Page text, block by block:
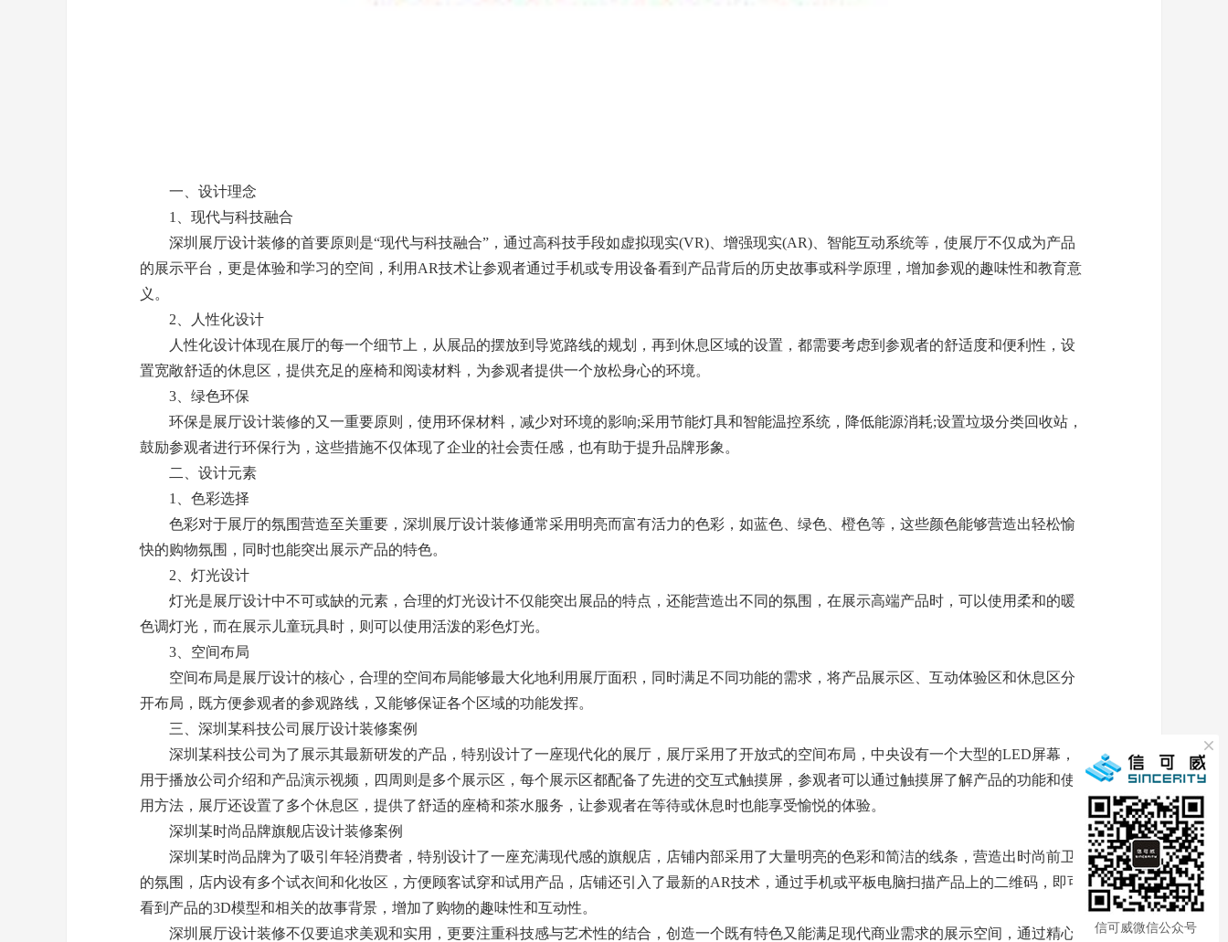
一、设计理念
1、现代与科技融合
深圳展厅设计装修的首要原则是“现代与科技融合”，通过高科技手段如虚拟现实(VR)、增强现实(AR)、智能互动系统等，使展厅不仅成为产品
的展示平台，更是体验和学习的空间，利用AR技术让参观者通过手机或专用设备看到产品背后的历史故事或科学原理，增加参观的趣味性和教育意
义。
2、人性化设计
人性化设计体现在展厅的每一个细节上，从展品的摆放到导览路线的规划，再到休息区域的设置，都需要考虑到参观者的舒适度和便利性，设
置宽敞舒适的休息区，提供充足的座椅和阅读材料，为参观者提供一个放松身心的环境。
3、绿色环保
环保是展厅设计装修的又一重要原则，使用环保材料，减少对环境的影响;采用节能灯具和智能温控系统，降低能源消耗;设置垃圾分类回收站，
鼓励参观者进行环保行为，这些措施不仅体现了企业的社会责任感，也有助于提升品牌形象。
二、设计元素
1、色彩选择
色彩对于展厅的氛围营造至关重要，深圳展厅设计装修通常采用明亮而富有活力的色彩，如蓝色、绿色、橙色等，这些颜色能够营造出轻松愉
快的购物氛围，同时也能突出展示产品的特色。
2、灯光设计
灯光是展厅设计中不可或缺的元素，合理的灯光设计不仅能突出展品的特点，还能营造出不同的氛围，在展示高端产品时，可以使用柔和的暖
色调灯光，而在展示儿童玩具时，则可以使用活泼的彩色灯光。
3、空间布局
空间布局是展厅设计的核心，合理的空间布局能够最大化地利用展厅面积，同时满足不同功能的需求，将产品展示区、互动体验区和休息区分
开布局，既方便参观者的参观路线，又能够保证各个区域的功能发挥。
三、深圳某科技公司展厅设计装修案例
深圳某科技公司为了展示其最新研发的产品，特别设计了一座现代化的展厅，展厅采用了开放式的空间布局，中央设有一个大型的LED屏幕，
用于播放公司介绍和产品演示视频，四周则是多个展示区，每个展示区都配备了先进的交互式触摸屏，参观者可以通过触摸屏了解产品的功能和使
用方法，展厅还设置了多个休息区，提供了舒适的座椅和茶水服务，让参观者在等待或休息时也能享受愉悦的体验。
深圳某时尚品牌旗舰店设计装修案例
深圳某时尚品牌为了吸引年轻消费者，特别设计了一座充满现代感的旗舰店，店铺内部采用了大量明亮的色彩和简洁的线条，营造出时尚前卫
的氛围，店内设有多个试衣间和化妆区，方便顾客试穿和试用产品，店铺还引入了最新的AR技术，通过手机或平板电脑扫描产品上的二维码，即可
看到产品的3D模型和相关的故事背景，增加了购物的趣味性和互动性。
深圳展厅设计装修不仅要追求美观和实用，更要注重科技感与艺术性的结合，创造一个既有特色又能满足现代商业需求的展示空间，通过精心
信可威微信公众号